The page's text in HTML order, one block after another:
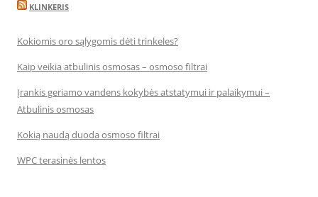
KLINKERIS
Kokiomis oro sąlygomis dėti trinkeles?
Kaip veikia atbulinis osmosas – osmoso filtrai
Įrankis geriamo vandens kokybės atstatymui ir palaikymui –
Atbulinis osmosas
Kokią naudą duoda osmoso filtrai
WPC terasinės lentos